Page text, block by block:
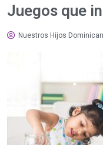
Juegos que
Nuestros Hijos